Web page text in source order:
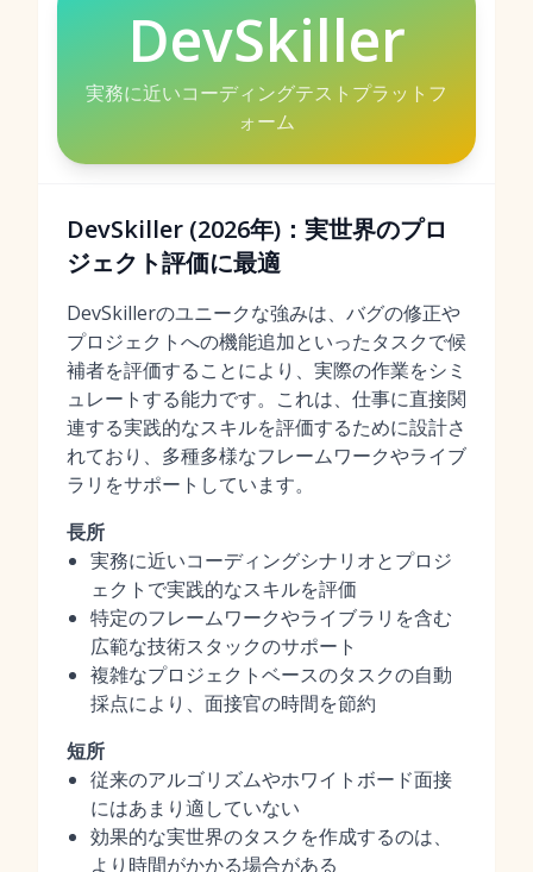
DevSkiller
実務に近いコーディングテストプラットフ
ォーム
DevSkiller (2026年)：実世界のプロ
ジェクト評価に最適
DevSkillerのユニークな強みは、バグの修正や
プロジェクトへの機能追加といったタスクで候
補者を評価することにより、実際の作業をシミ
ュレートする能力です。これは、仕事に直接関
連する実践的なスキルを評価するために設計さ
れており、多種多様なフレームワークやライブ
ラリをサポートしています。
長所
実務に近いコーディングシナリオとプロジ
ェクトで実践的なスキルを評価
特定のフレームワークやライブラリを含む
広範な技術スタックのサポート
複雑なプロジェクトベースのタスクの自動
採点により、面接官の時間を節約
短所
従来のアルゴリズムやホワイトボード面接
にはあまり適していない
効果的な実世界のタスクを作成するのは、
より時間がかかる場合がある